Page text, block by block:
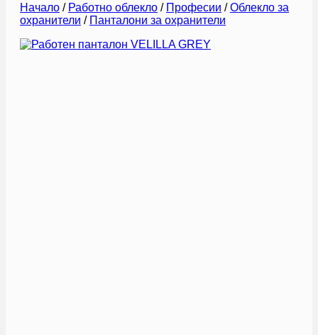
Начало / Работно облекло / Професии / Облекло за
охранители / Панталони за охранители